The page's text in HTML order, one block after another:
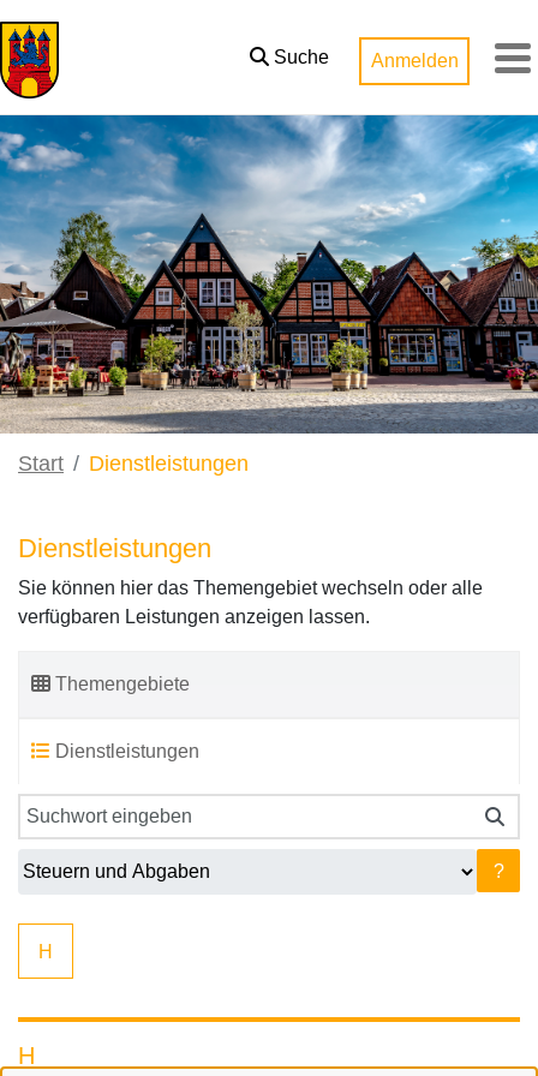
Zum Hauptinhalt springen
Suche
Anmelden
Start Dienstleistungen
Dienstleistungen
Sie können hier das Themengebiet wechseln oder alle
verfügbaren Leistungen anzeigen lassen.
Themengebiete
Dienstleistungen
?
H
H